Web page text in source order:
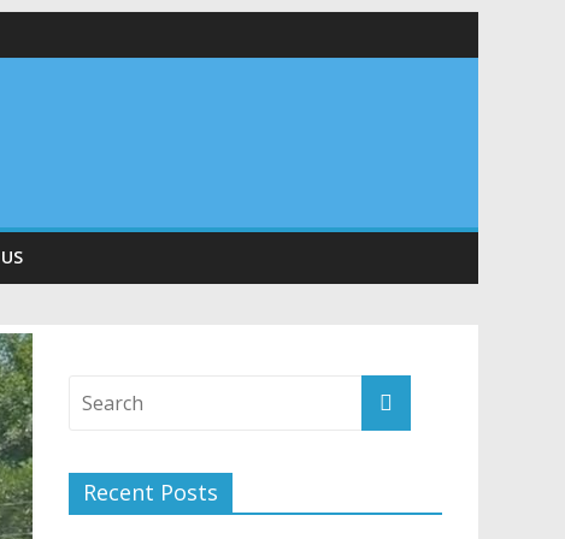
सड़कों को शीघ्र खोला जाए, लोगों को न हो दिक्कत
Recent Posts